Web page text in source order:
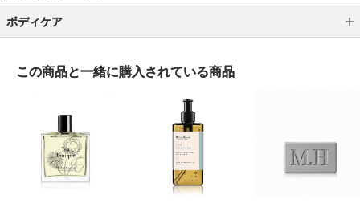
ボディケア
ボディクリーム
ボディオイル
ボディスクラブ
この商品と一緒に購入されている商品